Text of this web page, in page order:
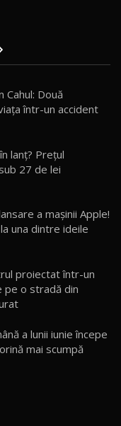
AutoBlog.MD
AutoBlog.MD
și Confortabil
/ AutoBlog.MD
Testat în
Două
într-un accident
lanţ? Preţul
27 de lei
a maşinii Apple!
una dintre ideile
proiectat într-un
pe o stradă din
a lunii iunie începe
mai scumpă